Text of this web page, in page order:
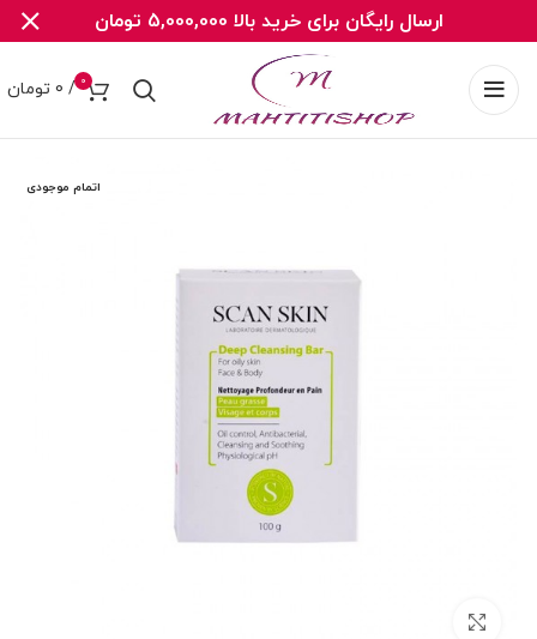
0
/
0 تومان
اتمام موجودی
ارسال رایگان برای خرید بالا 5,000,000 تومان